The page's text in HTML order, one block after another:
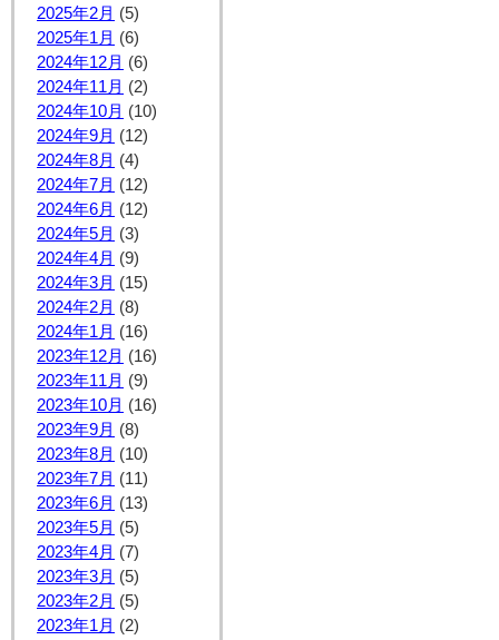
2025年2月 (5)
2025年1月 (6)
2024年12月 (6)
2024年11月 (2)
2024年10月 (10)
2024年9月 (12)
2024年8月 (4)
2024年7月 (12)
2024年6月 (12)
2024年5月 (3)
2024年4月 (9)
2024年3月 (15)
2024年2月 (8)
2024年1月 (16)
2023年12月 (16)
2023年11月 (9)
2023年10月 (16)
2023年9月 (8)
2023年8月 (10)
2023年7月 (11)
2023年6月 (13)
2023年5月 (5)
2023年4月 (7)
2023年3月 (5)
2023年2月 (5)
2023年1月 (2)